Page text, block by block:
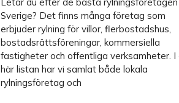
Sverige? Det finns många företag som
erbjuder rylning för villor, flerbostadshus,
bostadsrättsföreningar, kommersiella
fastigheter och offentliga verksamheter. I
här listan har vi samlat både lokala
rylningsföretag och